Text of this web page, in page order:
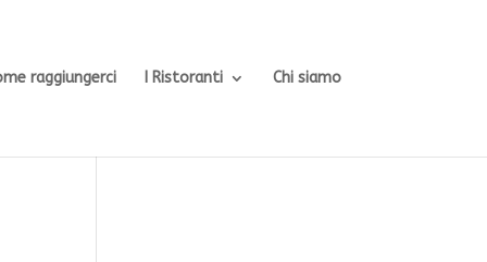
raggiungerci I Ristoranti Chi siamo